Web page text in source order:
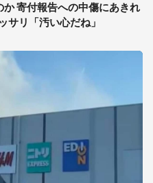
寄付報告への中傷にあきれ
サリ「汚い心だね」